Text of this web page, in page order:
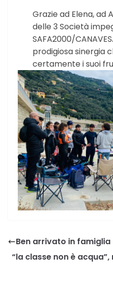
Grazie ad Elena, ad
delle 3 Società
SAFA2000/
prodigiosa sinergia
certamente i suoi
Ben arrivato in famiglia
“la classe non è